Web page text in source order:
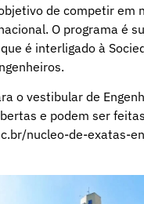
de competir em
O programa é
é interligado à
o vestibular de
e podem ser
nucleo-de-exatas-